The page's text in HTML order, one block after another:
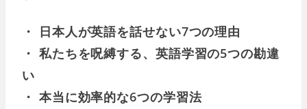
・ 日本人が英語を話せない7つの理由
・ 私たちを呪縛する、英語学習の5つの勘違
い
・ 本当に効率的な6つの学習法